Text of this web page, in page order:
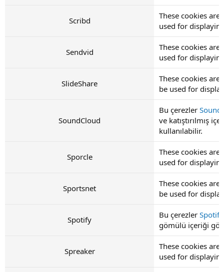
Scribd
These cookies are
used for
Sendvid
These cookies are
used for
SlideShare
These cookies are
be used for
SoundCloud
Bu çerezler
ve katıştırılmış
kullanılabilir.
Sporcle
These cookies are
used for
Sportsnet
These cookies
be used for
Spotify Bu çerezler Spotify
gömülü içeriği
Spreaker
These cookies are
used for